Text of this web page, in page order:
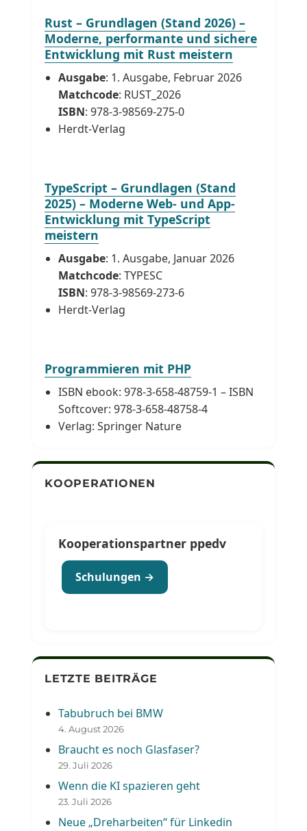
Rust – Grundlagen (Stand 2026) –
Moderne, performante und sichere
Entwicklung mit Rust meistern
Ausgabe: 1. Ausgabe, Februar 2026
Matchcode: RUST_2026
ISBN: 978-3-98569-275-0
Herdt-Verlag
TypeScript – Grundlagen (Stand
2025) – Moderne Web- und App-
Entwicklung mit TypeScript
meistern
Ausgabe: 1. Ausgabe, Januar 2026
Matchcode: TYPESC
ISBN: 978-3-98569-273-6
Herdt-Verlag
Programmieren mit PHP
ISBN ebook: 978-3-658-48759-1 – ISBN
Softcover: 978-3-658-48758-4
Verlag: Springer Nature
KOOPERATIONEN
Kooperationspartner ppedv
Schulungen →
LETZTE BEITRÄGE
Tabubruch bei BMW
4. August 2026
Braucht es noch Glasfaser?
29. Juli 2026
Wenn die KI spazieren geht
23. Juli 2026
Neue „Dreharbeiten“ für Linkedin